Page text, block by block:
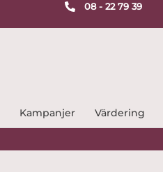
08 - 22 79 39
Kampanjer Värdering